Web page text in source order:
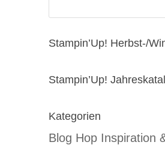
Stampin’Up! Herbst-/
Stampin’Up!
Kategorien
Blog Hop Inspiration